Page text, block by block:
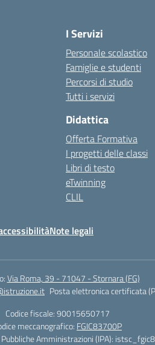
I Servizi
Personale scolastico
Famiglie e studenti
Percorsi di studio
Tutti i servizi
Didattica
Offerta Formativa
I progetti delle classi
Libri di testo
eTwinning
CLIL
Note legali
Via Roma, 39 - 71047 - Stornara (FG)
Posta elettronica certificata
Codice fiscale: 90015650717
meccanografico: FGIC83700P
Pubbliche Amministrazioni (IPA):